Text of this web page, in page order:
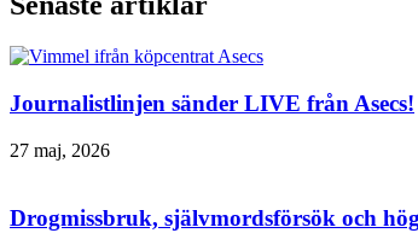
Journalistlinjen sänder LIVE från Asecs!
27 maj, 2026
Drogmissbruk, självmordsförsök och